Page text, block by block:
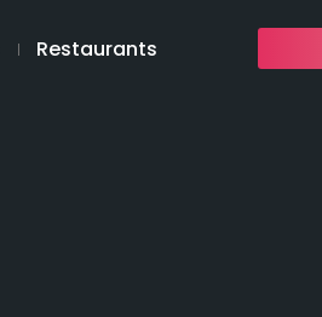
Restaurants